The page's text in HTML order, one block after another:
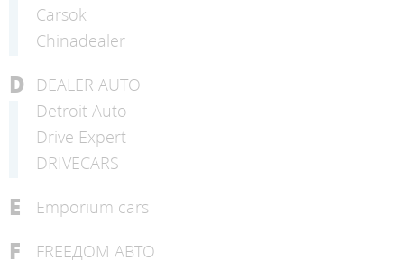
Carsok
Chinadealer
D
DEALER AUTO
Detroit Auto
Drive Expert
DRIVECARS
E Emporium cars
F FREEДОМ АВТО